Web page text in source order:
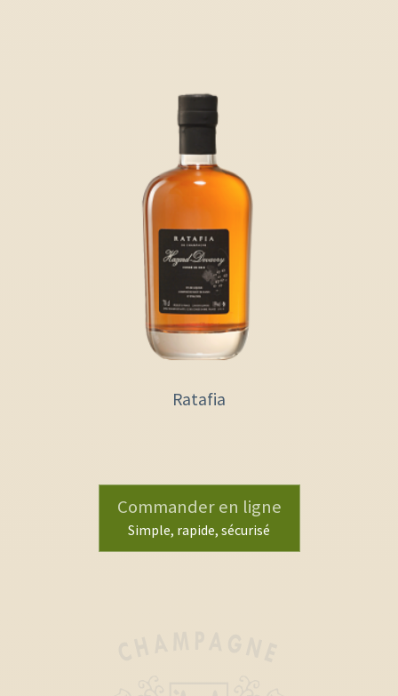
Ratafia
Commander en ligne
Simple, rapide, sécurisé